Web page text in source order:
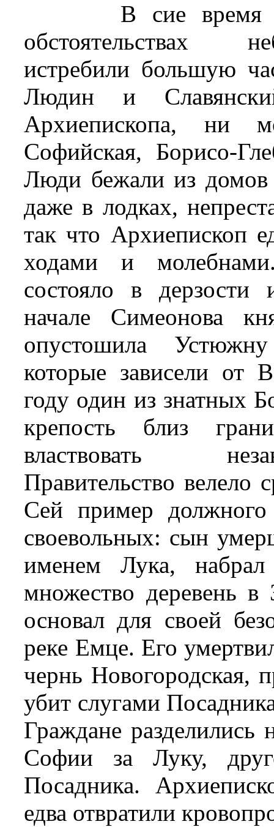
В сие время
обстоятельствах
истребили большую
Людин и
Архиепископа, ни
Софийская, Борисо-
Люди бежали из
даже в лодках,
так что Архиепископ
ходами и
состояло в
начале Симеонова
опустошила
которые зависели от
году один из знатных
крепость близ
властвовать
Правительство велело
Сей пример должного
своевольных: сын
именем Лука,
множество деревень
основал для своей
реке Емце. Его
чернь Новогородская,
убит слугами
Граждане
Софии за Луку,
Посадника.
едва отвратили